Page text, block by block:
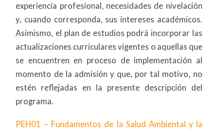
experiencia profesional, necesidades de nivelación
y, cuando corresponda, sus intereses académicos.
Asimismo, el plan de estudios podrá incorporar las
actualizaciones curriculares vigentes o aquellas que
se encuentren en proceso de implementación al
momento de la admisión y que, por tal motivo, no
estén reflejadas en la presente descripción del
programa.
PEH01 – Fundamentos de la Salud Ambiental y la